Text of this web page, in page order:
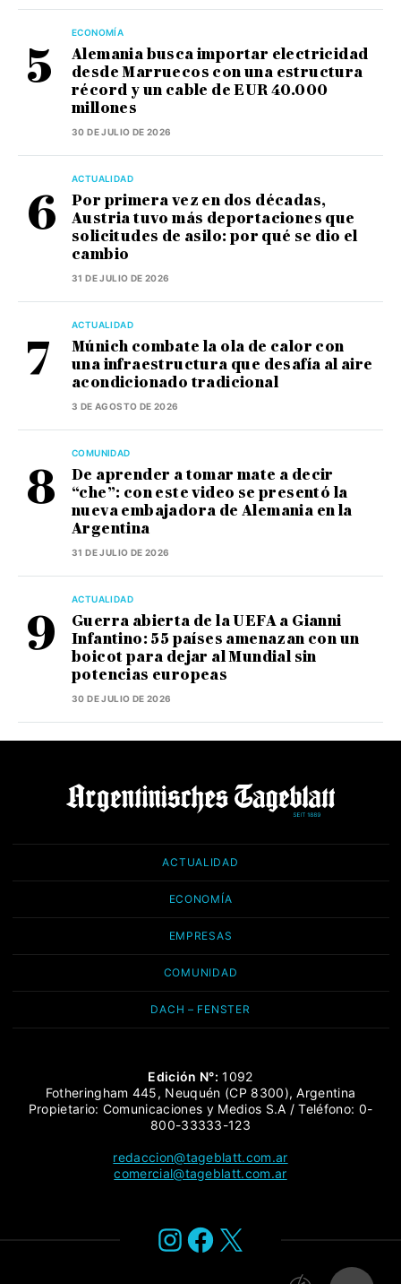
ECONOMÍA
Alemania busca importar electricidad
desde Marruecos con una estructura
récord y un cable de EUR 40.000
millones
30 DE JULIO DE 2026
ACTUALIDAD
Por primera vez en dos décadas,
Austria tuvo más deportaciones que
solicitudes de asilo: por qué se dio el
cambio
31 DE JULIO DE 2026
ACTUALIDAD
Múnich combate la ola de calor con
una infraestructura que desafía al aire
acondicionado tradicional
3 DE AGOSTO DE 2026
COMUNIDAD
De aprender a tomar mate a decir
“che”: con este video se presentó la
nueva embajadora de Alemania en la
Argentina
31 DE JULIO DE 2026
ACTUALIDAD
Guerra abierta de la UEFA a Gianni
Infantino: 55 países amenazan con un
boicot para dejar al Mundial sin
potencias europeas
30 DE JULIO DE 2026
ACTUALIDAD
ECONOMÍA
EMPRESAS
COMUNIDAD
DACH – FENSTER
Edición N°: 1092
Fotheringham 445, Neuquén (CP 8300), Argentina
Propietario: Comunicaciones y Medios S.A / Teléfono: 0-
800-33333-123
redaccion@tageblatt.com.ar
comercial@tageblatt.com.ar
Instagram
Facebook
X